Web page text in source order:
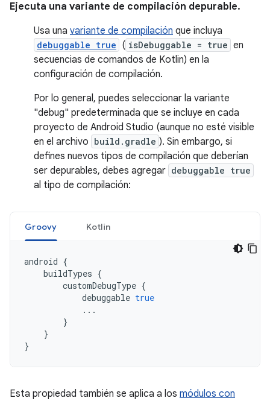
Ejecuta una variante de compilación depurable.
Usa una variante de compilación que incluya
debuggable true ( isDebuggable = true en
secuencias de comandos de Kotlin) en la
configuración de compilación.
Por lo general, puedes seleccionar la variante
"debug" predeterminada que se incluye en cada
proyecto de Android Studio (aunque no esté visible
en el archivo build.gradle ). Sin embargo, si
defines nuevos tipos de compilación que deberían
ser depurables, debes agregar debuggable true
al tipo de compilación:
Groovy Kotlin
android {
buildTypes {
customDebugType {
debuggable true
...
}
}
}
Esta propiedad también se aplica a los módulos con